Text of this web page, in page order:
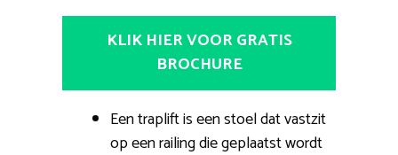
KLIK HIER VOOR GRATIS
BROCHURE
Een traplift is een stoel dat vastzit
op een railing die geplaatst wordt